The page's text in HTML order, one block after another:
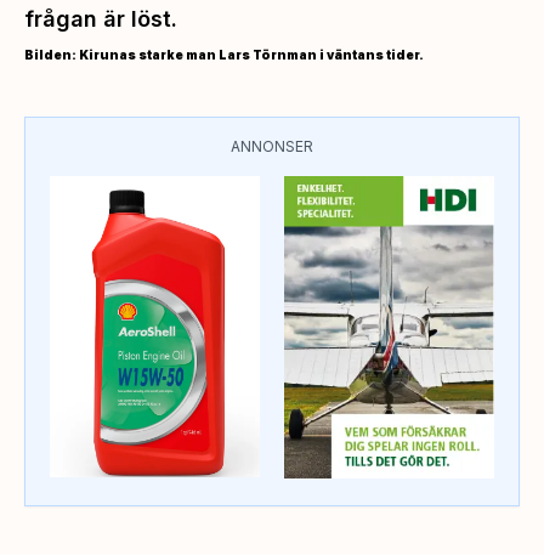
frågan är löst.
Bilden: Kirunas starke man Lars Törnman i väntans tider.
ANNONSER